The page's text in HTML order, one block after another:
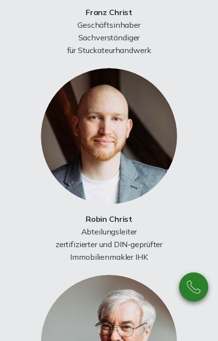
Franz Christ
Geschäftsinhaber
Sachverständiger
für Stuckateurhandwerk
Robin Christ
Abteilungsleiter
zertifizierter und DIN-geprüfter
Immobilienmakler IHK